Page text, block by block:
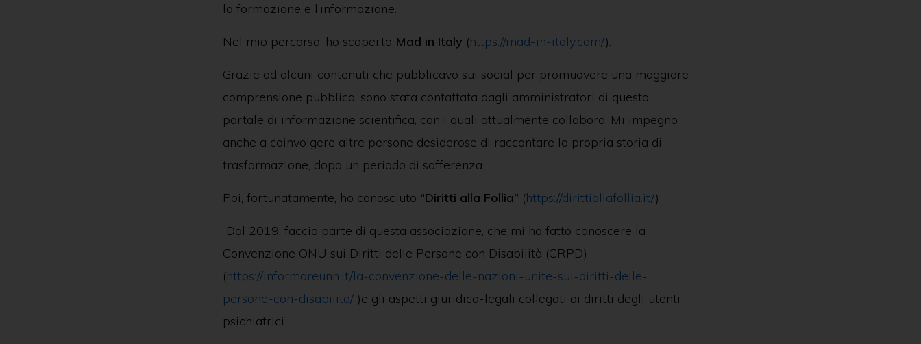
la formazione e l’informazione.
Nel mio percorso, ho scoperto Mad in Italy (https://mad-in-italy.com/).
Grazie ad alcuni contenuti che pubblicavo sui social per promuovere una maggiore
comprensione pubblica, sono stata contattata dagli amministratori di questo
portale di informazione scientifica, con i quali attualmente collaboro. Mi impegno
anche a coinvolgere altre persone desiderose di raccontare la propria storia di
trasformazione, dopo un periodo di sofferenza.
Poi, fortunatamente, ho conosciuto “Diritti alla Follia” (https://dirittiallafollia.it/)
Dal 2019, faccio parte di questa associazione, che mi ha fatto conoscere la
Convenzione ONU sui Diritti delle Persone con Disabilità (CRPD)
(https://informareunh.it/la-convenzione-delle-nazioni-unite-sui-diritti-delle-
persone-con-disabilita/)e gli aspetti giuridico-legali collegati ai diritti degli utenti
psichiatrici.